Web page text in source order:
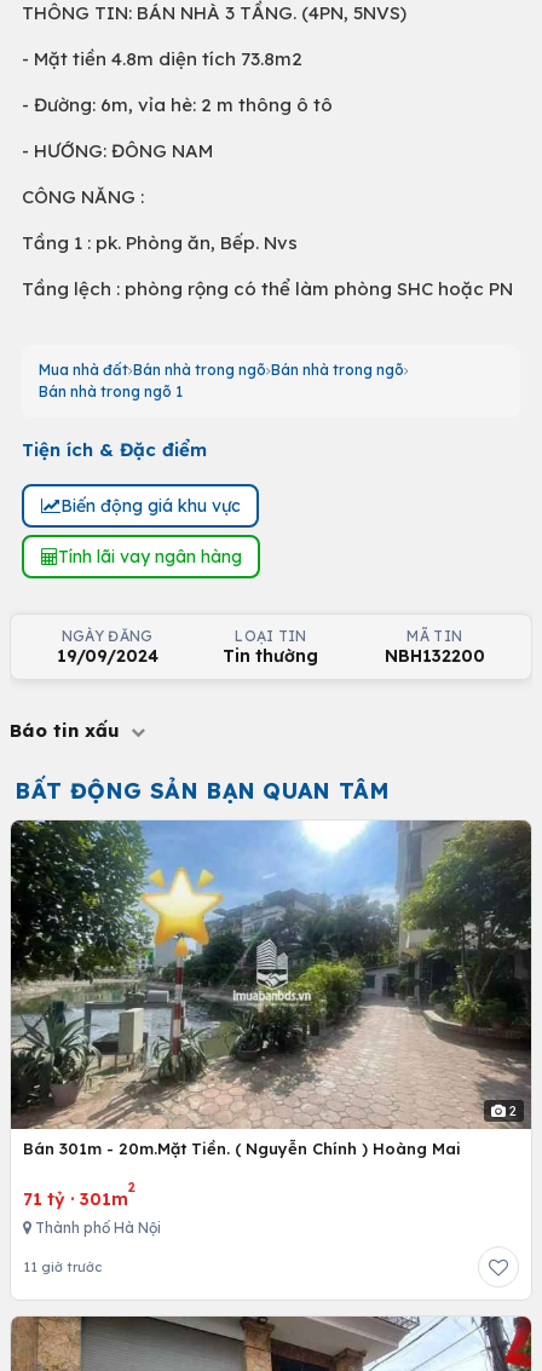
THÔNG TIN: BÁN NHÀ 3 TẦNG. (4PN, 5NVS)
- Mặt tiền 4.8m diện tích 73.8m2
- Đường: 6m, vỉa hè: 2 m thông ô tô
- HƯỚNG: ĐÔNG NAM
CÔNG NĂNG :
Tầng 1 : pk. Phòng ăn, Bếp. Nvs
Tầng lệch : phòng rộng có thể làm phòng SHC hoặc PN
Mua nhà đất Bán nhà trong ngõ Bán nhà trong ngõ
Bán nhà trong ngõ 1
Tiện ích & Đặc điểm
Biến động giá khu vực
Tính lãi vay ngân hàng
NGÀY ĐĂNG
19/09/2024
LOẠI TIN
Tin thường
MÃ TIN
NBH132200
Báo tin xấu
BẤT ĐỘNG SẢN BẠN QUAN TÂM
2
Bán 301m - 20m.Mặt Tiền. ( Nguyễn Chính ) Hoàng Mai
71 tỷ · 301m
2
Thành phố Hà Nội
11 giờ trước